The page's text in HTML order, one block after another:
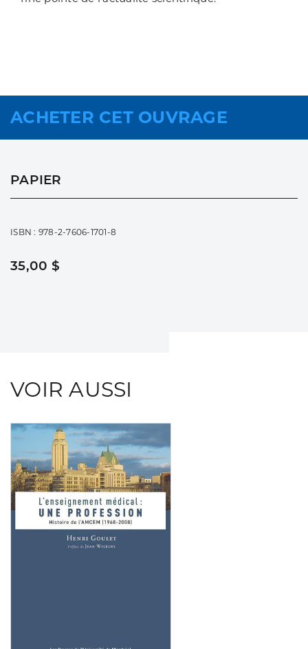
ACHETER CET OUVRAGE
PAPIER
ISBN : 978-2-7606-1701-8
35,00 $
VOIR AUSSI